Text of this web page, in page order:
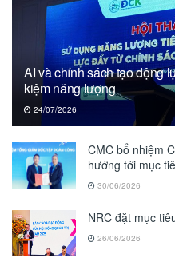
AI và chính sách tạo động
kiệm năng lượng
24/07/2026
CMC bổ nhiệm
hướng tới mục
30/06/2026
NRC đặt mục
26/06/2026